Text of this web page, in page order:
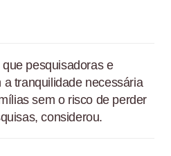
pesquisadoras e
tranquilidade necessária
sem o risco de perder
considerou.